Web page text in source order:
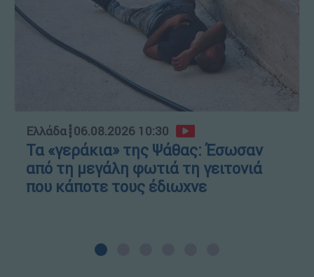
Ελλάδα┋06.08.2026 10:30
Τα «γεράκια» της Ψάθας: Έσωσαν
από τη μεγάλη φωτιά τη γειτονιά
που κάποτε τους έδιωχνε